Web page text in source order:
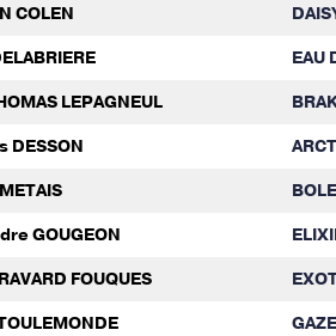
COLEN
EAU
LEPAGNEUL
DESSON
GOUGEON
FOUQUES